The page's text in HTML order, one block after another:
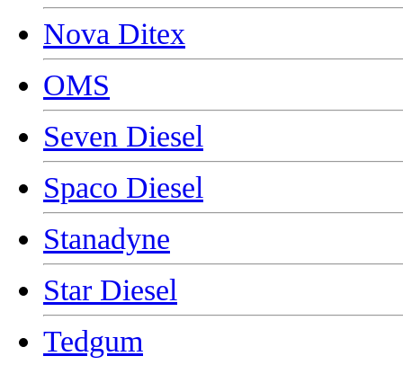
Nova Ditex
OMS
Seven Diesel
Spaco Diesel
Stanadyne
Star Diesel
Tedgum